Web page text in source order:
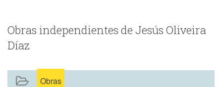
Obras independientes de Jesús Oliveira
Díaz
Obras